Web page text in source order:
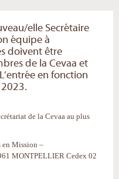
elle Secrétaire
équipe à
doivent être
de la Cevaa et
en fonction
de la Cevaa au plus
en Mission –
MONTPELLIER Cedex 02